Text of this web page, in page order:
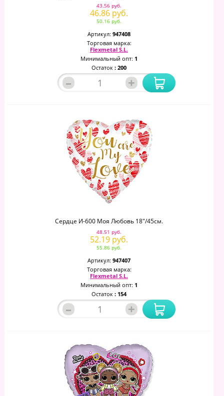
43.56 руб.
46.86 руб.
50.16 руб.
Артикул: 947408
Торговая марка:
Flexmetal S.L.
Минимальный опт: 1
Остаток : 200
– +
Сердце И-600 Моя Любовь 18"/45см.
48.51 руб.
52.19 руб.
55.86 руб.
Артикул: 947407
Торговая марка:
Flexmetal S.L.
Минимальный опт: 1
Остаток : 154
– +